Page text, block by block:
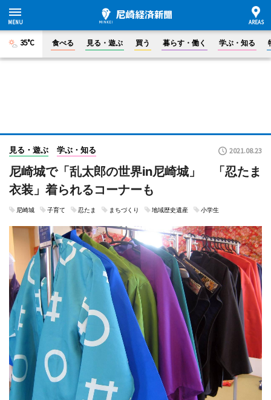
35°C 食べる 見る・遊ぶ 買う 暮らす・働く 学ぶ・知る
見る・遊ぶ 学ぶ・知る 2021.08.23
尼崎城で「乱太郎の世界in尼崎城」 「忍たま
衣装」着られるコーナーも
尼崎城 子育て 忍たま まちづくり 地域歴史遺産 小学生